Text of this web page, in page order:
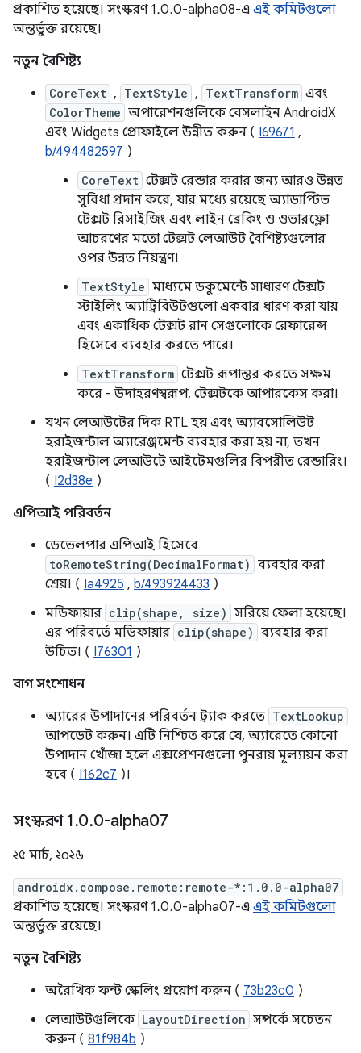
প্রকাশিত হয়েছে। সংস্করণ 1.0.0-alpha08-এ এই কমিটগুলো
অন্তর্ভুক্ত রয়েছে।
নতুন বৈশিষ্ট্য
CoreText , TextStyle , TextTransform এবং
ColorTheme অপারেশনগুলিকে বেসলাইন AndroidX
এবং Widgets প্রোফাইলে উন্নীত করুন ( I69671 ,
b/494482597 )
CoreText টেক্সট রেন্ডার করার জন্য আরও উন্নত
সুবিধা প্রদান করে, যার মধ্যে রয়েছে অ্যাডাপ্টিভ
টেক্সট রিসাইজিং এবং লাইন ব্রেকিং ও ওভারফ্লো
আচরণের মতো টেক্সট লেআউট বৈশিষ্ট্যগুলোর
ওপর উন্নত নিয়ন্ত্রণ।
TextStyle মাধ্যমে ডকুমেন্টে সাধারণ টেক্সট
স্টাইলিং অ্যাট্রিবিউটগুলো একবার ধারণ করা যায়
এবং একাধিক টেক্সট রান সেগুলোকে রেফারেন্স
হিসেবে ব্যবহার করতে পারে।
TextTransform টেক্সট রূপান্তর করতে সক্ষম
করে - উদাহরণস্বরূপ, টেক্সটকে আপারকেস করা।
যখন লেআউটের দিক RTL হয় এবং অ্যাবসোলিউট
হরাইজন্টাল অ্যারেঞ্জমেন্ট ব্যবহার করা হয় না, তখন
হরাইজন্টাল লেআউটে আইটেমগুলির বিপরীত রেন্ডারিং।
( I2d38e )
এপিআই পরিবর্তন
ডেভেলপার এপিআই হিসেবে
toRemoteString(DecimalFormat) ব্যবহার করা
শ্রেয়। ( Ia4925 , b/493924433 )
মডিফায়ার clip(shape, size) সরিয়ে ফেলা হয়েছে।
এর পরিবর্তে মডিফায়ার clip(shape) ব্যবহার করা
উচিত। ( I76301 )
বাগ সংশোধন
অ্যারের উপাদানের পরিবর্তন ট্র্যাক করতে TextLookup
আপডেট করুন। এটি নিশ্চিত করে যে, অ্যারেতে কোনো
উপাদান খোঁজা হলে এক্সপ্রেশনগুলো পুনরায় মূল্যায়ন করা
হবে ( I162c7 )।
সংস্করণ 1.0.0-alpha07
২৫ মার্চ, ২০২৬
androidx.compose.remote:remote-*:1.0.0-alpha07
প্রকাশিত হয়েছে। সংস্করণ 1.0.0-alpha07-এ এই কমিটগুলো
অন্তর্ভুক্ত রয়েছে।
নতুন বৈশিষ্ট্য
অরৈখিক ফন্ট স্কেলিং প্রয়োগ করুন ( 73b23c0 )
লেআউটগুলিকে LayoutDirection সম্পর্কে সচেতন
করুন ( 81f984b )